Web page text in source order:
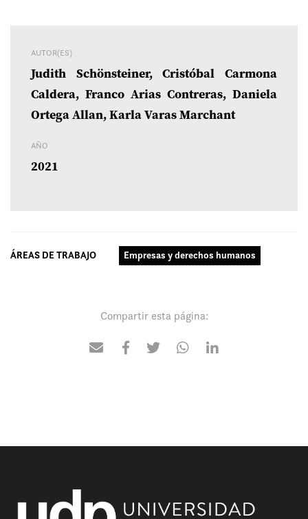
AUTOR(ES)
Judith Schönsteiner, Cristóbal Carmona
Caldera, Franco Arias Contreras, Daniela
Ortega Allan, Karla Varas Marchant
AÑO
2021
ÁREAS DE TRABAJO Empresas y derechos humanos
Compartir esta página: